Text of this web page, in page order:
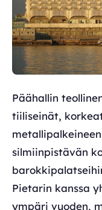
Päähallin
tiiliseinät,
silmiinpistävän
Pietarin kanssa
ympäri vuoden,